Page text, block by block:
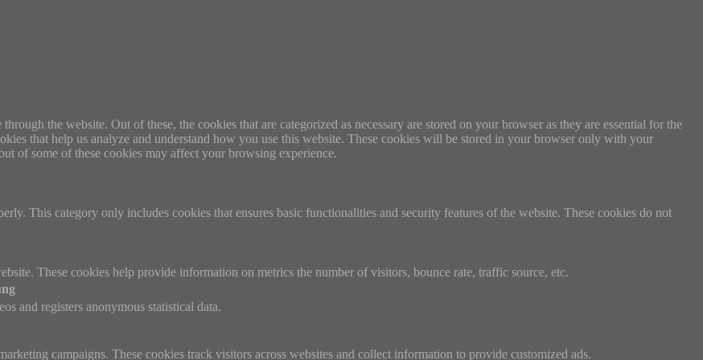
the website. Out of these, the cookies that are categorized as necessary are stored on your browser as they are essential for the
that help us analyze and understand how you use this website. These cookies will be stored in your browser only with your
of some of these cookies may affect your browsing experience.
This category only includes cookies that ensures basic functionalities and security features of the website. These cookies do not
These cookies help provide information on metrics the number of visitors, bounce rate, traffic source, etc.
and registers anonymous statistical data.
campaigns. These cookies track visitors across websites and collect information to provide customized ads.